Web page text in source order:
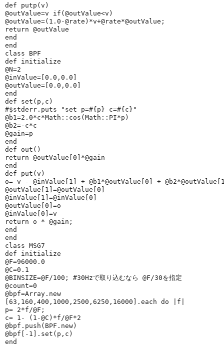
def putp (v)
@outValue=v if ( @outValue<v)
@outValue=( 1.0 -@rate )*v+@rate*@outValue ;
return @outValue
end
end
class BPF
def initialize
@N=2
@inValue=[ 0.0 , 0.0
@outValue=[ 0.0 , 0.0
end
def set (p,c)
#$stderr.puts "set p=#{p} c=#{c}"
@b1 =2.0*c*Math ::cos( Math :: PI*p)
@b2=-c*c
@gain=p
end
def out ()
return @outValue 0 ]*@gain
end
def put (v)
o= v - @inValue 1 ] + @b1 *@outValue 0 ] + @b2*@outValue
@outValue
1 ]=@outValue 0
@inValue
1 ]=@inValue 0
@outValue 0 ]=o
@inValue 0 ]=v
return o * @gain ;
end
end
class MSG7
def initialize
@F=96000.0
@C=0.1
@BINSIZE=@F /100 ; #30Hzで取り込むなら @F/30を指定
@count=0
@bpf=Array .new
63 , 160 , 400 , 1000 , 2500 , 6250 , 16000 ].each do f
p= 2*f/@F ;
c= 1 - ( 1 -@C )*f/@F*2
@bpf .push( BPF .new)
@bpf [- 1
].set(p,c)
end